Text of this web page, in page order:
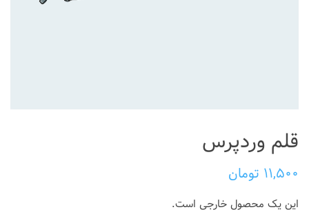
قلم وردپرس
۱۱,۵۰۰ تومان
این یک محصول خارجی است.